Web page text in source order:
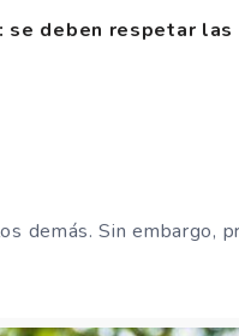
deben respetar las
demás. Sin embargo,